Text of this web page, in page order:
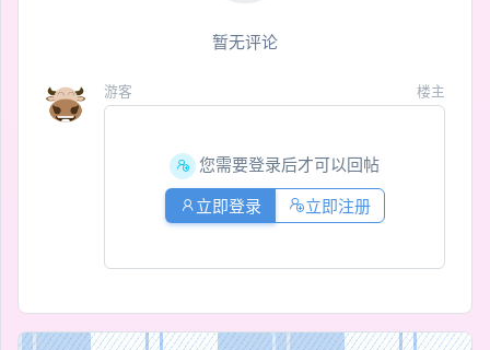
暂无评论
游客 楼主
您需要登录后才可以回帖
立即登录
立即注册